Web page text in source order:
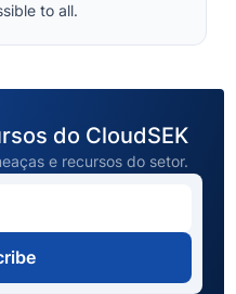
to all.
do CloudSEK
e recursos do setor.